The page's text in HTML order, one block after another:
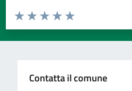
Valuta da 1 a 5 stelle la pagina
Valuta 5 stelle su 5
Valuta 4 stelle su 5
Valuta 3 stelle su 5
Valuta 2 stelle su 5
Valuta 1 stelle su 5
Contatta il comune